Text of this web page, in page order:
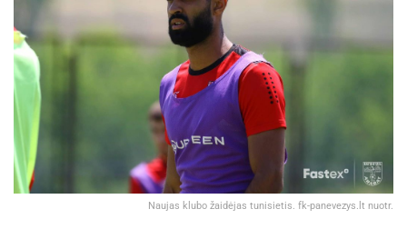
Naujas klubo žaidėjas tunisietis. fk-panevezys.lt nuotr.